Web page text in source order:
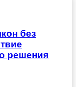
без
решения